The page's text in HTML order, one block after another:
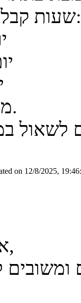
3. שעות קבלה לקראת המבחן:
יום
מיקומן ישלח בהמשך.
on 12/8/2025,
אחר הצהריים טובים,